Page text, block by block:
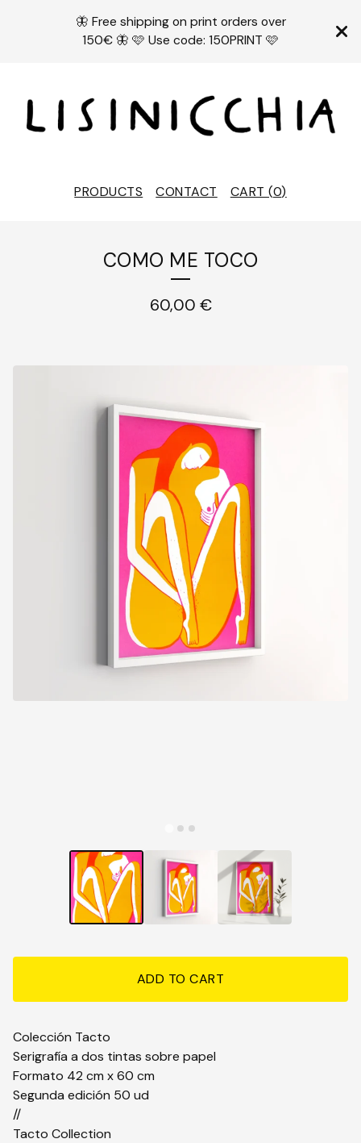
🦋 Free shipping on print orders over
150€ 🦋 🩷 Use code: 150PRINT 🩷
PRODUCTS CONTACT CART (0)
COMO ME TOCO
60,00 €
ADD TO CART
Colección Tacto
Serigrafía a dos tintas sobre papel
Formato 42 cm x 60 cm
Segunda edición 50 ud
//
Tacto Collection